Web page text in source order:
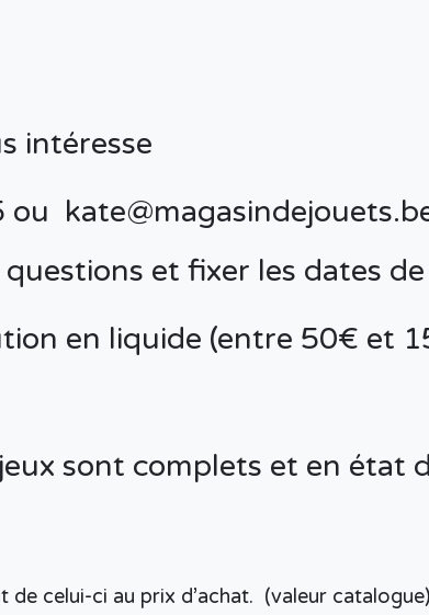
intéresse
ou
et fixer les dates
en liquide (entre 50€ et
sont complets et en état
de celui-ci au prix d’achat. (valeur catalogue)